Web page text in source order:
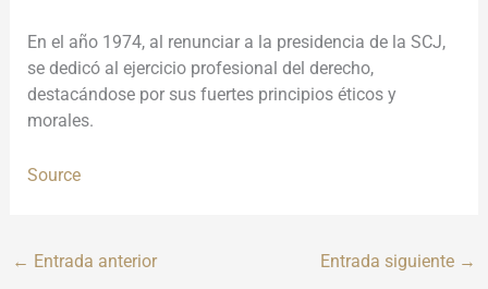
En el año 1974, al renunciar a la presidencia de la SCJ,
se dedicó al ejercicio profesional del derecho,
destacándose por sus fuertes principios éticos y
morales.
Source
← Entrada anterior Entrada siguiente →